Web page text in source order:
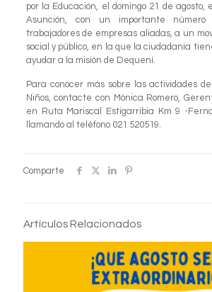
por la Educación, el domingo 21 de agosto,
Asunción, con un importante
trabajadores de empresas aliadas, a un
social y público, en la que la ciudadanía
ayudar a la misión de Dequení.
Para conocer más sobre las actividades
Niños, contacte con Mónica Romero,
en Ruta Mariscal Estigarribia Km 9 -
llamando al teléfono 021 520519.
Comparte
Artículos Relacionados